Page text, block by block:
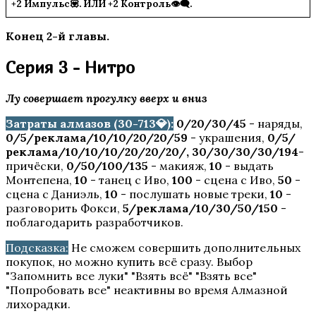
+2 Импульс💟. ИЛИ +2 Контроль👁️‍🗨️.
Конец 2-й главы.
Серия 3 - Нитро
Лу совершает прогулку вверх и вниз
Затраты алмазов (30-713💎): 0/20/30/45 - наряды,
0/5/реклама/10/10/20/20/59 - украшения, 0/5/
реклама/10/10/10/20/20/20/, 30/30/30/30/194-
причёски, 0/50/100/135 - макияж, 10 - выдать
Монтепена, 10 - танец с Иво, 100 - сцена с Иво, 50 -
сцена с Даниэль, 10 - послушать новые треки, 10 -
разговорить Фокси, 5/реклама/10/30/50/150 -
поблагодарить разработчиков.
Подсказка: Не сможем совершить дополнительных
покупок, но можно купить всё сразу. Выбор
"Запомнить все луки" "Взять всё" "Взять все"
"Попробовать все" неактивны во время Алмазной
лихорадки.